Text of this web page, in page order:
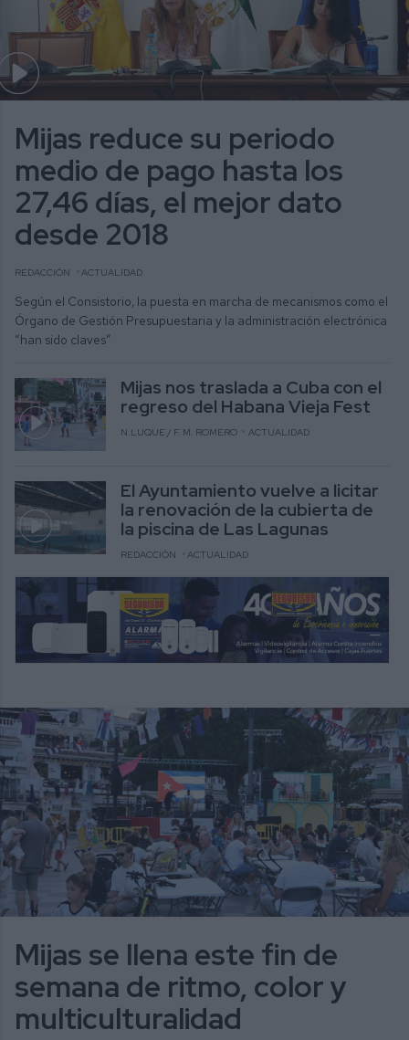
Mijas reduce su periodo
medio de pago hasta los
27,46 días, el mejor dato
desde 2018
REDACCIÓN ACTUALIDAD
Según el Consistorio, la puesta en marcha de mecanismos como el
Órgano de Gestión Presupuestaria y la administración electrónica
“han sido claves”
Mijas nos traslada a Cuba con el
regreso del Habana Vieja Fest
N.LUQUE / F. M. ROMERO ACTUALIDAD
El Ayuntamiento vuelve a licitar
la renovación de la cubierta de
la piscina de Las Lagunas
REDACCIÓN ACTUALIDAD
Mijas se llena este fin de
semana de ritmo, color y
multiculturalidad